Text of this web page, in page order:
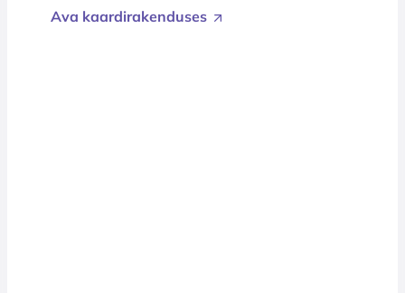
Ava kaardirakenduses